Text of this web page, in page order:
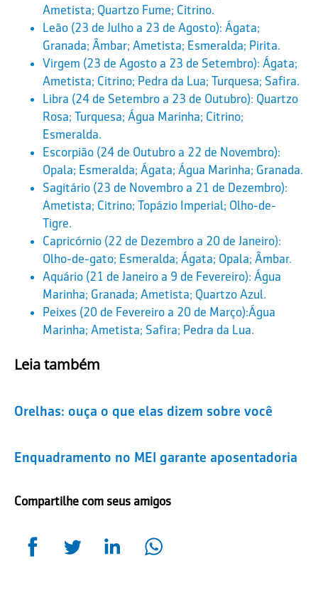
Ametista; Quartzo Fume; Citrino.
Leão (23 de Julho a 23 de Agosto): Ágata;
Granada; Âmbar; Ametista; Esmeralda; Pirita.
Virgem (23 de Agosto a 23 de Setembro): Ágata;
Ametista; Citrino; Pedra da Lua; Turquesa; Safira.
Libra (24 de Setembro a 23 de Outubro): Quartzo
Rosa; Turquesa; Água Marinha; Citrino;
Esmeralda.
Escorpião (24 de Outubro a 22 de Novembro):
Opala; Esmeralda; Ágata; Água Marinha; Granada.
Sagitário (23 de Novembro a 21 de Dezembro):
Ametista; Citrino; Topázio Imperial; Olho-de-
Tigre.
Capricórnio (22 de Dezembro a 20 de Janeiro):
Olho-de-gato; Esmeralda; Ágata; Opala; Âmbar.
Aquário (21 de Janeiro a 9 de Fevereiro): Água
Marinha; Granada; Ametista; Quartzo Azul.
Peixes (20 de Fevereiro a 20 de Março):Água
Marinha; Ametista; Safira; Pedra da Lua.
Leia também
Orelhas: ouça o que elas dizem sobre você
Enquadramento no MEI garante aposentadoria
Compartilhe com seus amigos